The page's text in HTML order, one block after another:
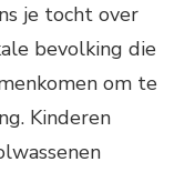
je tocht over
bevolking die
om te
Kinderen